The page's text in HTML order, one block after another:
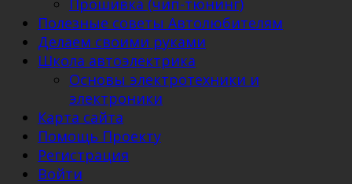
Полезные советы Автолюбителям
Делаем своими руками
Школа автоэлектрика
Основы электротехники и
электроники
Карта сайта
Помощь Проекту
Регистрация
Войти